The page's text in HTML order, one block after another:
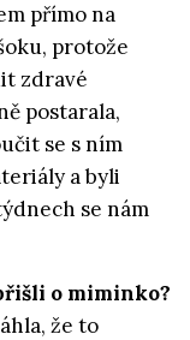
přímo na
protože
zdravé
postarala,
se s ním
a byli
se nám
o miminko?
že to